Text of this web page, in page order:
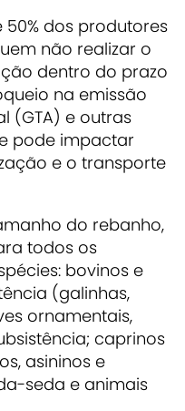
dos produtores
não realizar o
dentro do prazo
na emissão
(GTA) e outras
pode impactar
e o transporte
do rebanho,
todos os
bovinos e
(galinhas,
ornamentais,
caprinos
asininos e
seda e animais